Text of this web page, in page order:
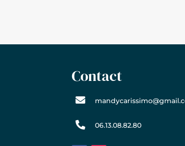
Contact

 06.13.08.82.80